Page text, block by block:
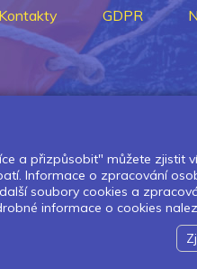
Kontakty GDPR
zde.
a přizpůsobit" můžete zjistit
Informace o zpracování
soubory cookies a
informace o cookies